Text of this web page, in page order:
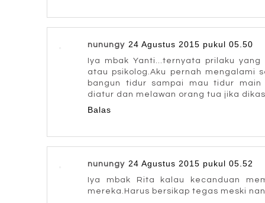
nunungy 24 Agustus 2015 pukul 05.50
Iya mbak Yanti...ternyata prilaku
atau psikolog.Aku pernah mengalami
bangun tidur sampai mau tidur main
diatur dan melawan orang tua jika
Balas
nunungy 24 Agustus 2015 pukul 05.52
Iya mbak Rita kalau kecanduan
mereka.Harus bersikap tegas meski